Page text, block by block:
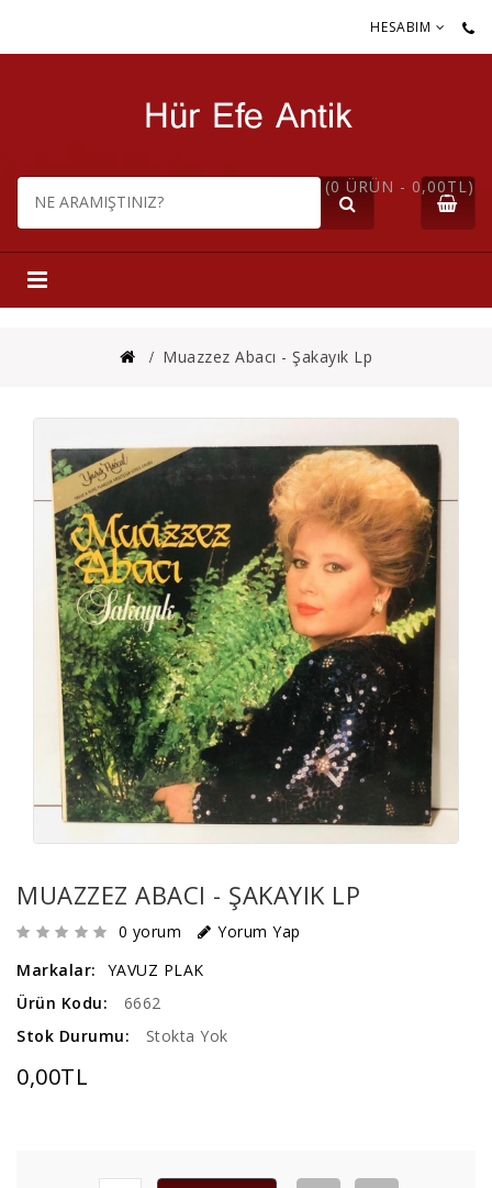
HESABIM
(0 ÜRÜN - 0,00TL)
Muazzez Abacı - Şakayık Lp
MUAZZEZ ABACI - ŞAKAYIK LP
0 yorum
Yorum Yap
Markalar:
YAVUZ PLAK
Ürün Kodu:
6662
Stok Durumu:
Stokta Yok
0,00TL